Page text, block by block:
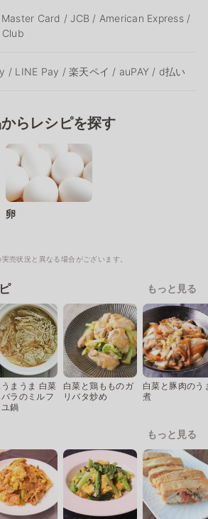
Card / JCB / American Express /
/ LINE Pay / 楽天ペイ / auPAY / d払い
らレシピを探す
卵
売状況と異なる場合がございます。
もっと見る
まうま 白菜
バラのミルフ
鍋
白菜と鶏もものガ
リバタ炒め
白菜と豚肉のう
煮
もっと見る